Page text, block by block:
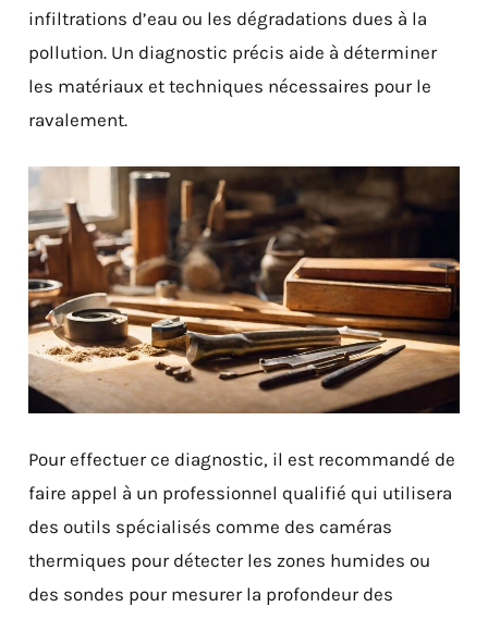
infiltrations d’eau ou les dégradations dues à la
pollution. Un diagnostic précis aide à déterminer
les matériaux et techniques nécessaires pour le
ravalement.
Pour effectuer ce diagnostic, il est recommandé de
faire appel à un professionnel qualifié qui utilisera
des outils spécialisés comme des caméras
thermiques pour détecter les zones humides ou
des sondes pour mesurer la profondeur des